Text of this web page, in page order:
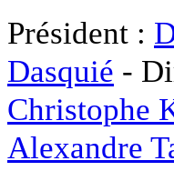
Président :
Dasquié -
Christophe
Alexandre